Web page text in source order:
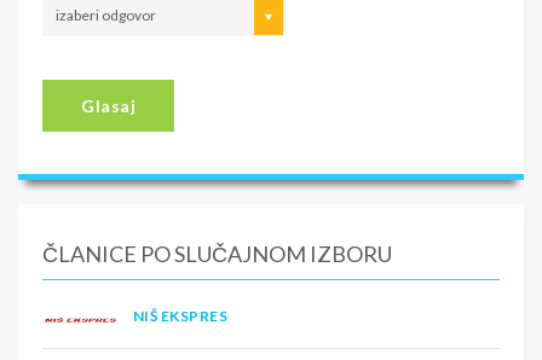
izaberi odgovor
Glasaj
ČLANICE PO SLUČAJNOM IZBORU
NIŠ EKSPRES